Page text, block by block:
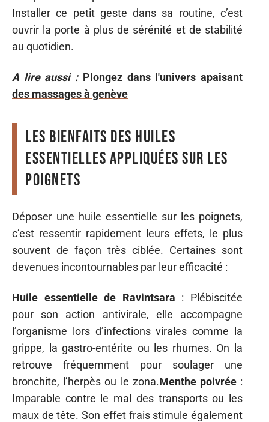
Installer ce petit geste dans sa routine, c’est
ouvrir la porte à plus de sérénité et de stabilité
au quotidien.
A lire aussi : Plongez dans l'univers apaisant
des massages à genève
Les bienfaits des huiles
essentielles appliquées sur les
poignets
Déposer une huile essentielle sur les poignets,
c’est ressentir rapidement leurs effets, le plus
souvent de façon très ciblée. Certaines sont
devenues incontournables par leur efficacité :
Huile essentielle de Ravintsara : Plébiscitée
pour son action antivirale, elle accompagne
l’organisme lors d’infections virales comme la
grippe, la gastro-entérite ou les rhumes. On la
retrouve fréquemment pour soulager une
bronchite, l’herpès ou le zona.Menthe poivrée:
Imparable contre le mal des transports ou les
maux de tête. Son effet frais stimule également